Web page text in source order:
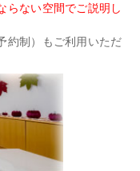
らない空間でご説明し
約制）もご利用いただ